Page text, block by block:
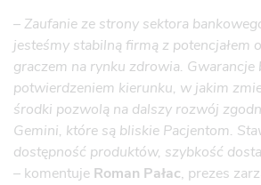
–Zaufanie ze strony sektora
jesteśmy stabilną firmą z potencjałem
graczem na rynku zdrowia. Gwarancje
potwierdzeniem kierunku, w jakim
środki pozwolą na dalszy rozwój
Gemini, które są bliskie Pacjentom.
dostępność produktów, szybkość
– komentuje Roman Pałac, prezes